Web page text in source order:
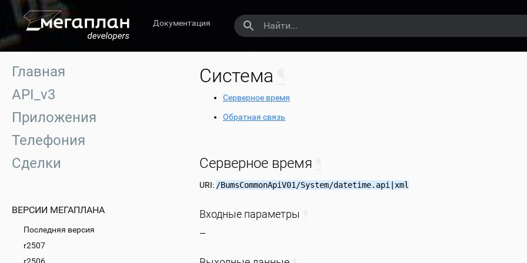
Документация
Главная
API_v3
Приложения
Телефония
Сделки
ВЕРСИИ МЕГАПЛАНА
Последняя версия
r2507
r2506
Система
Серверное время
Обратная связь
Серверное время
URI: /BumsCommonApiV01/System/datetime.api|xml
Входные параметры
—